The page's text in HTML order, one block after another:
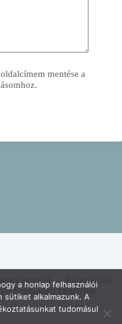
mentése a
termékeimről
Információk
Szerződési Feltételek
a honlap felhasználói
sütiket alkalmazunk. A
tudomásul